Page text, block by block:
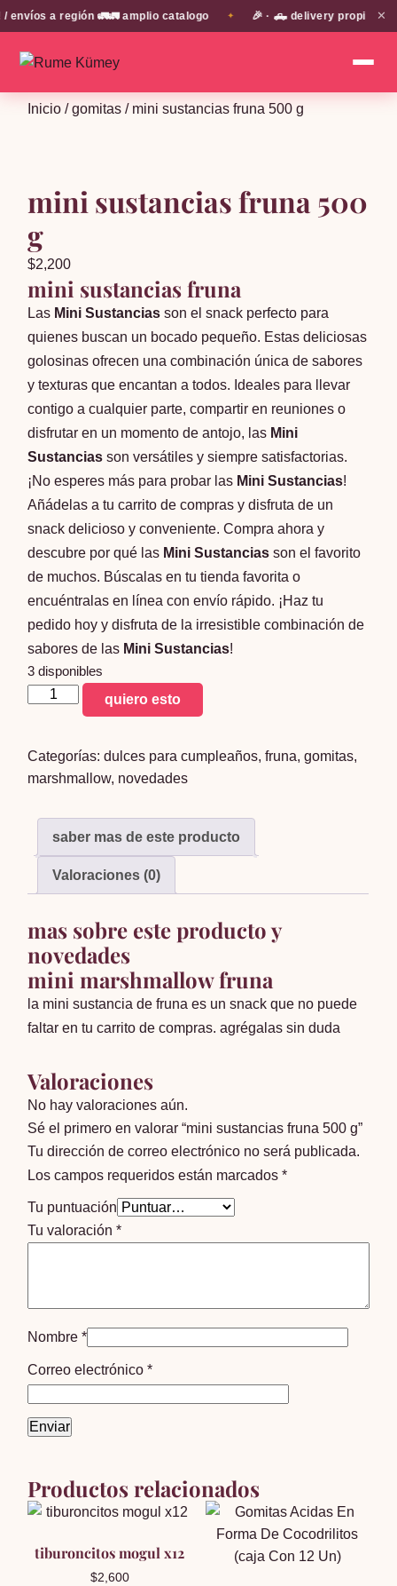
a región 🚛🚛 amplio catalogo 🎉 · 🛻 delivery propio en✕
Inicio /gomitas / mini sustancias fruna 500 g
mini sustancias fruna 500
g
$2,200
mini sustancias fruna
Las Mini Sustancias son el snack perfecto para
quienes buscan un bocado pequeño. Estas deliciosas
golosinas ofrecen una combinación única de sabores
y texturas que encantan a todos. Ideales para llevar
contigo a cualquier parte, compartir en reuniones o
disfrutar en un momento de antojo, las Mini
Sustancias son versátiles y siempre satisfactorias.
¡No esperes más para probar las Mini Sustancias!
Añádelas a tu carrito de compras y disfruta de un
snack delicioso y conveniente. Compra ahora y
descubre por qué las Mini Sustancias son el favorito
de muchos. Búscalas en tu tienda favorita o
encuéntralas en línea con envío rápido. ¡Haz tu
pedido hoy y disfruta de la irresistible combinación de
sabores de las Mini Sustancias!
3 disponibles
mini
sustancias
500
g
quiero esto
Categorías:dulces para cumpleaños,fruna,gomitas,
marshmallow, novedades
saber mas de este producto
Valoraciones (0)
mas sobre este producto y
novedades
mini marshmallow fruna
la mini sustancia de fruna es un snack que no puede
faltar en tu carrito de compras. agrégalas sin duda
Valoraciones
No hay valoraciones aún.
Sé el primero en valorar “mini sustancias fruna 500 g”
Tu dirección de correo electrónico no será publicada.
Los campos requeridos están marcados*
Tu puntuación
Tu valoración*
Nombre*
Correo electrónico*
Productos relacionados
tiburoncitos mogul x12
$2,600